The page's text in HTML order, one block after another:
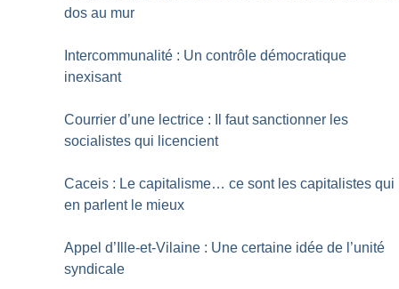
dos au mur
Intercommunalité : Un contrôle démocratique
inexisant
Courrier d’une lectrice : Il faut sanctionner les
socialistes qui licencient
Caceis : Le capitalisme… ce sont les capitalistes qui
en parlent le mieux
Appel d’Ille-et-Vilaine : Une certaine idée de l’unité
syndicale